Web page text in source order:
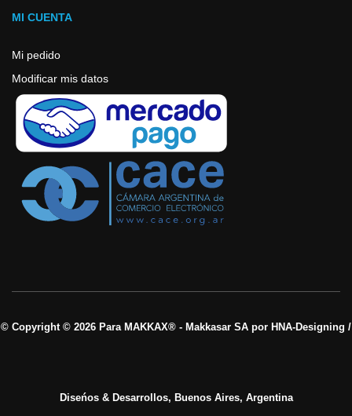
MI CUENTA
Mi pedido
Modificar mis datos
© Copyright © 2026 Para MAKKAX® - Makkasar SA por HNA-Designing /
Diseńos & Desarrollos, Buenos Aires, Argentina